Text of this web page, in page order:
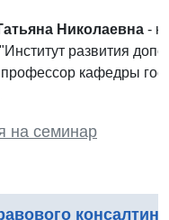
Николаевна -
развития
кафедры
на семинар